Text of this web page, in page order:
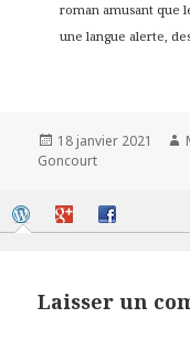
roman amusant que
une langue alerte,
Publié
le
18 janvier 2021
Goncourt
Laisser un